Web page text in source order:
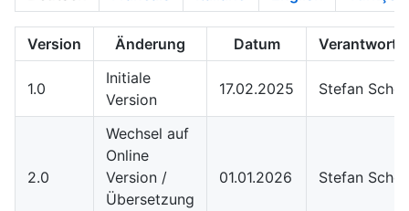
Version Änderung Datum
1.0
Initiale
Version
17.02.2025 Stefan
2.0
Wechsel auf
Online
Version /
Übersetzung
01.01.2026 Stefan